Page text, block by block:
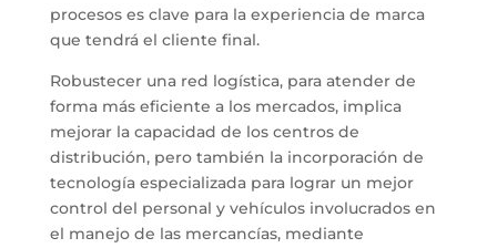
procesos es clave para la experiencia de marca
que tendrá el cliente final.
Robustecer una red logística, para atender de
forma más eficiente a los mercados, implica
mejorar la capacidad de los centros de
distribución, pero también la incorporación de
tecnología especializada para lograr un mejor
control del personal y vehículos involucrados en
el manejo de las mercancías, mediante